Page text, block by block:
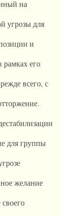
на
угрозы для
и
рамках его
всего, с
для группы
желание